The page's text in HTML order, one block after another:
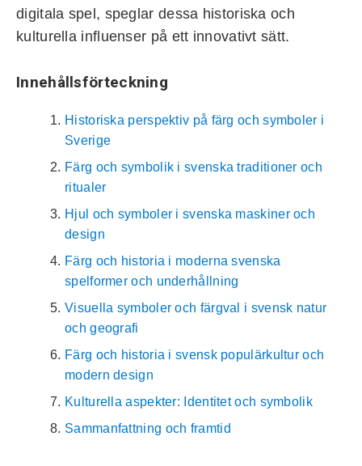
digitala spel, speglar dessa historiska och
kulturella influenser på ett innovativt sätt.
Innehållsförteckning
Historiska perspektiv på färg och symboler i
Sverige
Färg och symbolik i svenska traditioner och
ritualer
Hjul och symboler i svenska maskiner och
design
Färg och historia i moderna svenska
spelformer och underhållning
Visuella symboler och färgval i svensk natur
och geografi
Färg och historia i svensk populärkultur och
modern design
Kulturella aspekter: Identitet och symbolik
Sammanfattning och framtid